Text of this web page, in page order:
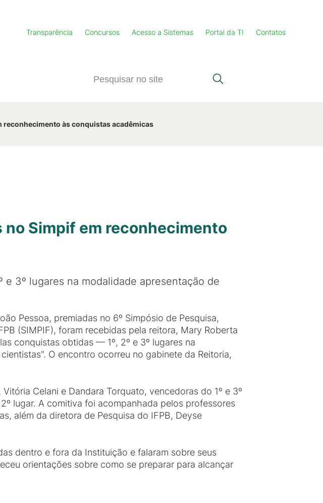
Transparência Concursos Acesso a Sistemas Portal da TI Contatos
reconhecimento às conquistas acadêmicas
Simpif em reconhecimento
e 3º lugares na modalidade apresentação de
Pessoa, premiadas no 6º Simpósio de Pesquisa,
(SIMPIF), foram recebidas pela reitora, Mary Roberta
conquistas obtidas — 1º, 2º e 3º lugares na
O encontro ocorreu no gabinete da Reitoria,
Celani e Dandara Torquato, vencedoras do 1º e 3º
lugar. A comitiva foi acompanhada pelos professores
além da diretora de Pesquisa do IFPB, Deyse
dentro e fora da Instituição e falaram sobre seus
orientações sobre como se preparar para alcançar